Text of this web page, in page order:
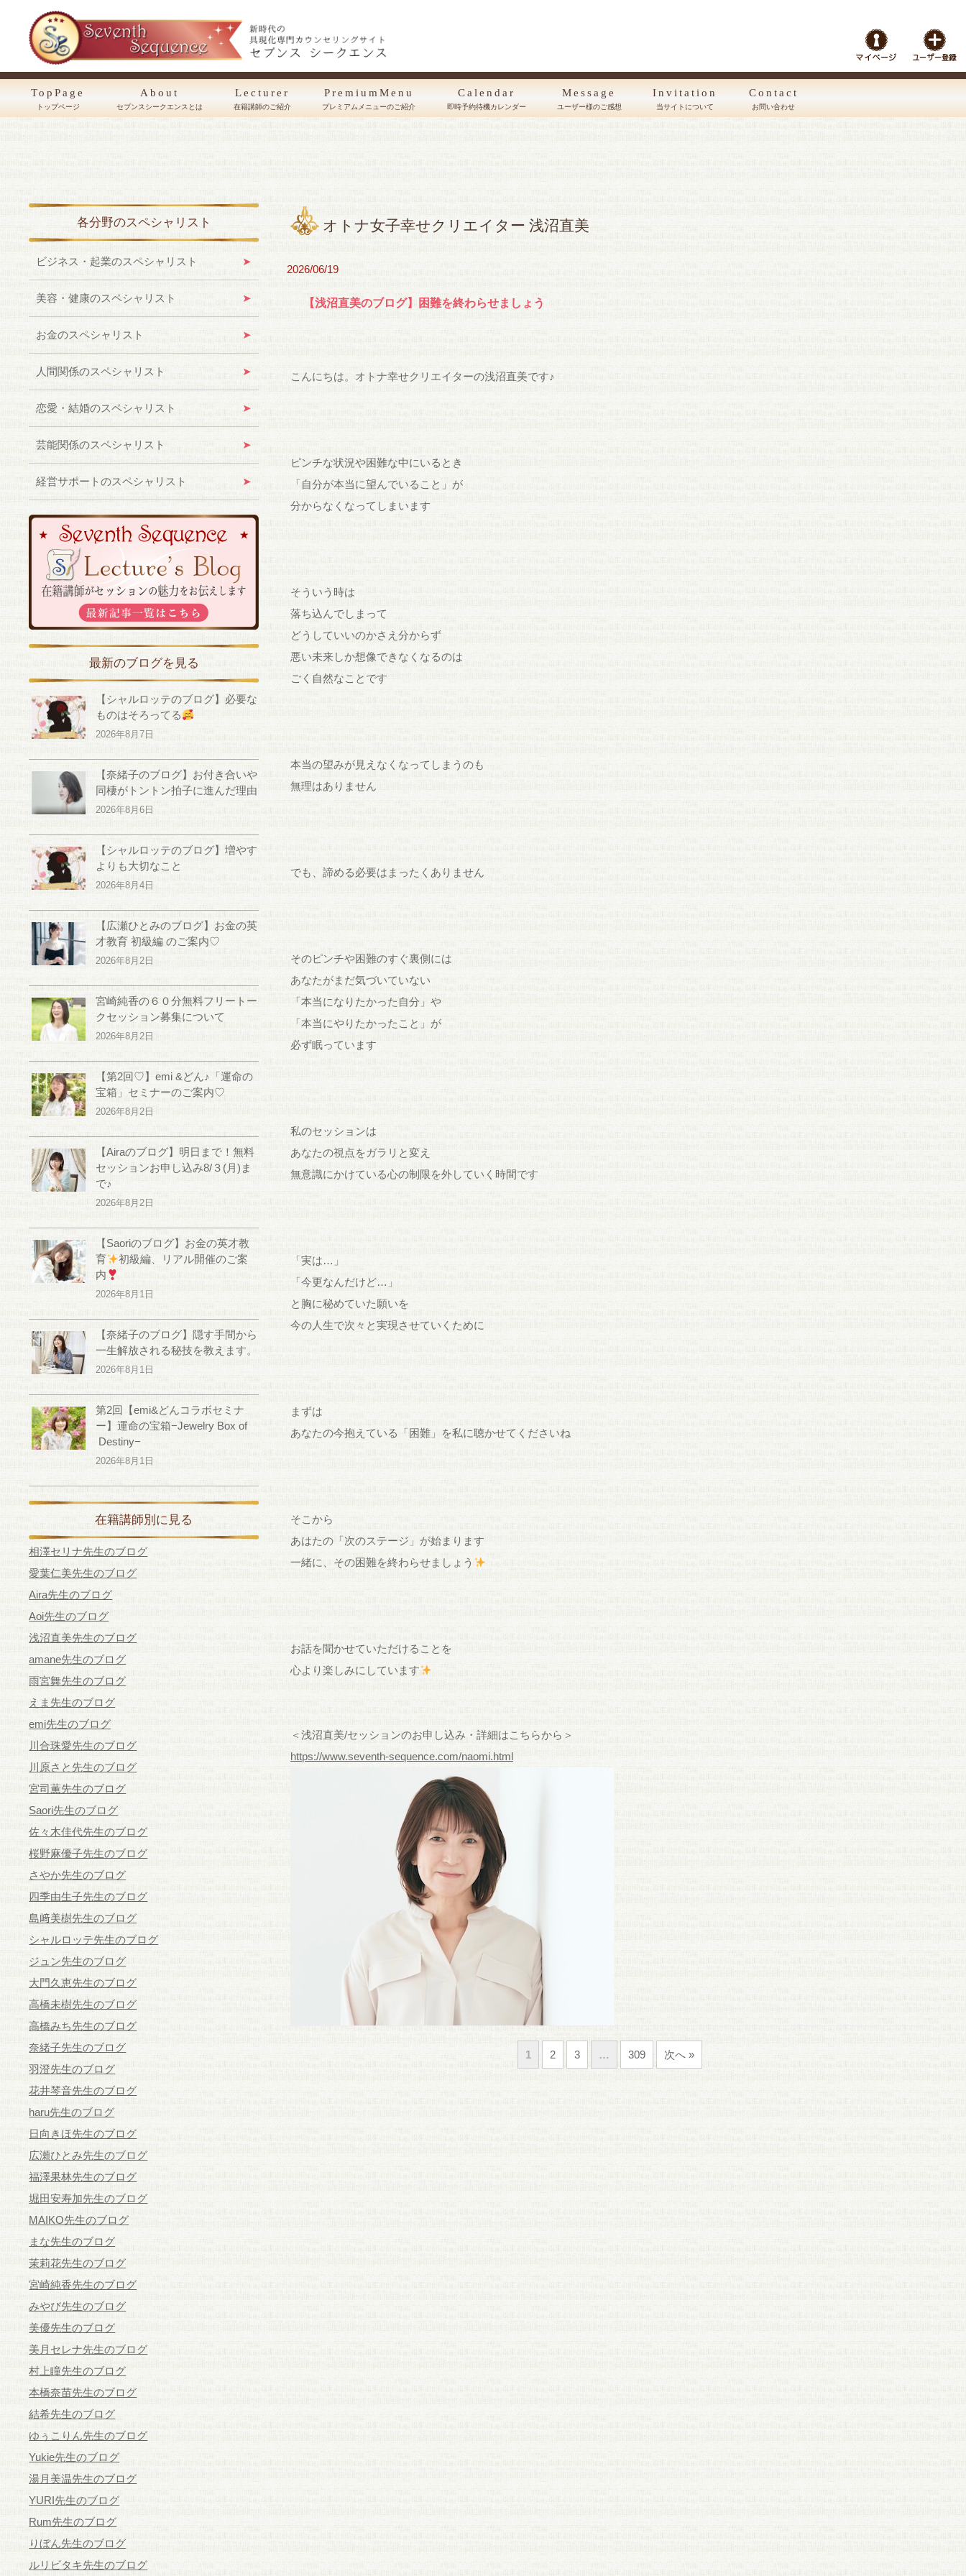
TopPage
トップページ
About
セブンスシークエンスとは
Lecturer
在籍講師のご紹介
PremiumMenu
プレミアムメニューのご紹介
Calendar
即時予約待機カレンダー
Message
ユーザー様のご感想
Invitation
当サイトについて
Contact
お問い合わせ
オトナ女子幸せクリエイター 浅沼直美
2026/06/19
【浅沼直美のブログ】困難を終わらせましょう
こんにちは。オトナ幸せクリエイターの浅沼直美です♪
ピンチな状況や困難な中にいるとき
「自分が本当に望んでいること」が
分からなくなってしまいます
そういう時は
落ち込んでしまって
どうしていいのかさえ分からず
悪い未来しか想像できなくなるのは
ごく自然なことです
本当の望みが見えなくなってしまうのも
無理はありません
でも、諦める必要はまったくありません
そのピンチや困難のすぐ裏側には
あなたがまだ気づいていない
「本当になりたかった自分」や
「本当にやりたかったこと」が
必ず眠っています
私のセッションは
あなたの視点をガラリと変え
無意識にかけている心の制限を外していく時間です
「実は…」
「今更なんだけど…」
と胸に秘めていた願いを
今の人生で次々と実現させていくために
まずは
あなたの今抱えている「困難」を私に聴かせてくださいね
そこから
あはたの「次のステージ」が始まります
一緒に、その困難を終わらせましょう
お話を聞かせていただけることを
心より楽しみにしています
＜浅沼直美/セッションのお申し込み・詳細はこちらから＞
https://www.seventh-sequence.com/naomi.html
1 2 3 … 309 次へ »
各分野のスペシャリスト
ビジネス・起業のスペシャリスト
美容・健康のスペシャリスト
お金のスペシャリスト
人間関係のスペシャリスト
恋愛・結婚のスペシャリスト
芸能関係のスペシャリスト
経営サポートのスペシャリスト
最新のブログを見る
【シャルロッテのブログ】必要な
ものはそろってる
2026年8月7日
【奈緒子のブログ】お付き合いや
同棲がトントン拍子に進んだ理由
2026年8月6日
【シャルロッテのブログ】増やす
よりも大切なこと
2026年8月4日
【広瀬ひとみのブログ】お金の英
才教育 初級編 のご案内♡
2026年8月2日
宮崎純香の６０分無料フリートー
クセッション募集について
2026年8月2日
【第2回♡】emi &どん♪「運命の
宝箱」セミナーのご案内♡
2026年8月2日
【Airaのブログ】明日まで！無料
セッションお申し込み8/３(月)ま
で♪
2026年8月2日
【Saoriのブログ】お金の英才教
育
初級編、リアル開催のご案
内
2026年8月1日
【奈緒子のブログ】隠す手間から
一生解放される秘技を教えます。
2026年8月1日
第2回【emi&どんコラボセミナ
ー】運命の宝箱−Jewelry Box of
Destiny−
2026年8月1日
在籍講師別に見る
相澤セリナ先生のブログ
愛葉仁美先生のブログ
Aira先生のブログ
Aoi先生のブログ
浅沼直美先生のブログ
amane先生のブログ
雨宮舞先生のブログ
えま先生のブログ
emi先生のブログ
川合珠愛先生のブログ
川原さと先生のブログ
宮司薫先生のブログ
Saori先生のブログ
佐々木佳代先生のブログ
桜野麻優子先生のブログ
さやか先生のブログ
四季由生子先生のブログ
島﨑美樹先生のブログ
シャルロッテ先生のブログ
ジュン先生のブログ
大門久恵先生のブログ
高橋未樹先生のブログ
高橋みち先生のブログ
奈緒子先生のブログ
羽澄先生のブログ
花井琴音先生のブログ
haru先生のブログ
日向きほ先生のブログ
広瀬ひとみ先生のブログ
福澤果林先生のブログ
堀田安寿加先生のブログ
MAIKO先生のブログ
まな先生のブログ
茉莉花先生のブログ
宮崎純香先生のブログ
みやび先生のブログ
美優先生のブログ
美月セレナ先生のブログ
村上瞳先生のブログ
本橋奈苗先生のブログ
結希先生のブログ
ゆぅこりん先生のブログ
Yukie先生のブログ
湯月美温先生のブログ
YURI先生のブログ
Rum先生のブログ
りぼん先生のブログ
ルリビタキ先生のブログ